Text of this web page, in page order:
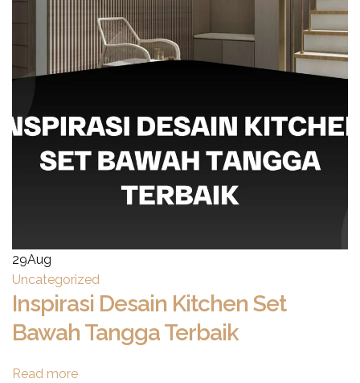
29Aug
Uncategorized
Inspirasi Desain Kitchen Set
Bawah Tangga Terbaik
Read more